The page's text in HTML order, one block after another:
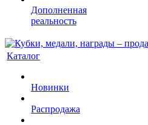
Дополненная
реальность
Каталог
Новинки
Распродажа